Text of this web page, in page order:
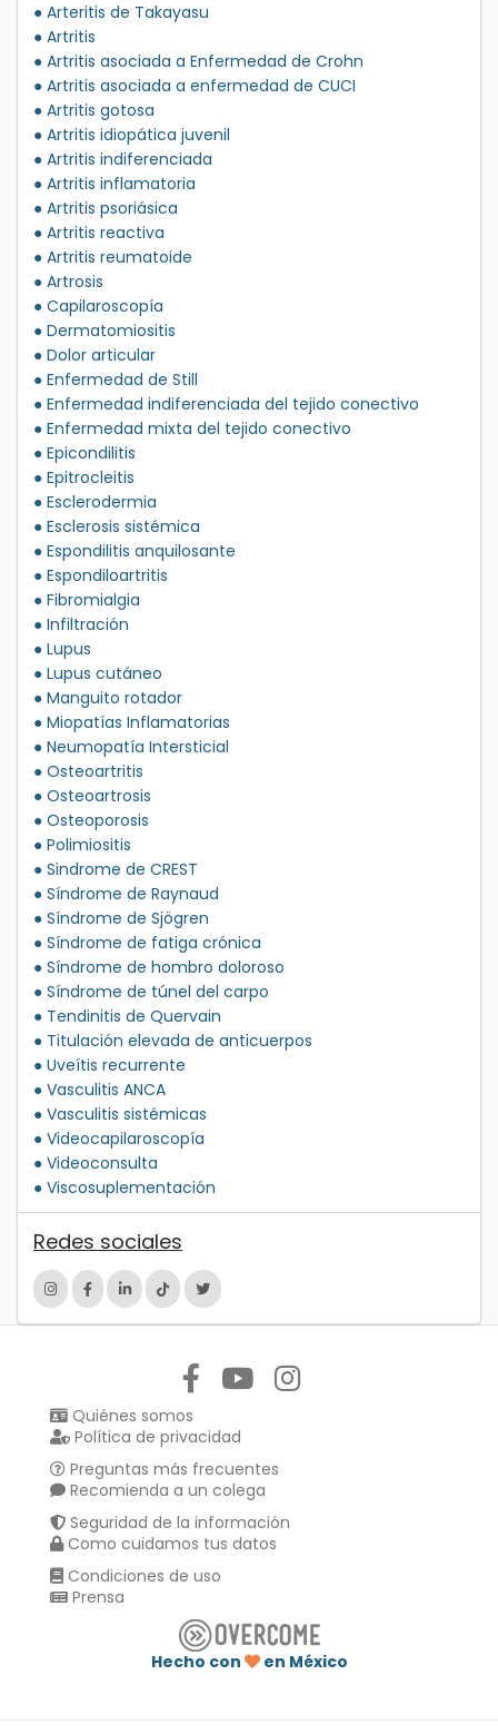
● Arteritis de Takayasu
● Artritis
● Artritis asociada a Enfermedad de Crohn
● Artritis asociada a enfermedad de CUCI
● Artritis gotosa
● Artritis idiopática juvenil
● Artritis indiferenciada
● Artritis inflamatoria
● Artritis psoriásica
● Artritis reactiva
● Artritis reumatoide
● Artrosis
● Capilaroscopía
● Dermatomiositis
● Dolor articular
● Enfermedad de Still
● Enfermedad indiferenciada del tejido conectivo
● Enfermedad mixta del tejido conectivo
● Epicondilitis
● Epitrocleitis
● Esclerodermia
● Esclerosis sistémica
● Espondilitis anquilosante
● Espondiloartritis
● Fibromialgia
● Infiltración
● Lupus
● Lupus cutáneo
● Manguito rotador
● Miopatías Inflamatorias
● Neumopatía Intersticial
● Osteoartritis
● Osteoartrosis
● Osteoporosis
● Polimiositis
● Sindrome de CREST
● Síndrome de Raynaud
● Síndrome de Sjögren
● Síndrome de fatiga crónica
● Síndrome de hombro doloroso
● Síndrome de túnel del carpo
● Tendinitis de Quervain
● Titulación elevada de anticuerpos
● Uveítis recurrente
● Vasculitis ANCA
● Vasculitis sistémicas
● Videocapilaroscopía
● Videoconsulta
● Viscosuplementación
Redes sociales
Quiénes somos
Política de privacidad
Preguntas más frecuentes
Recomienda a un colega
Seguridad de la información
Como cuidamos tus datos
Condiciones de uso
Prensa
Hecho con
en México